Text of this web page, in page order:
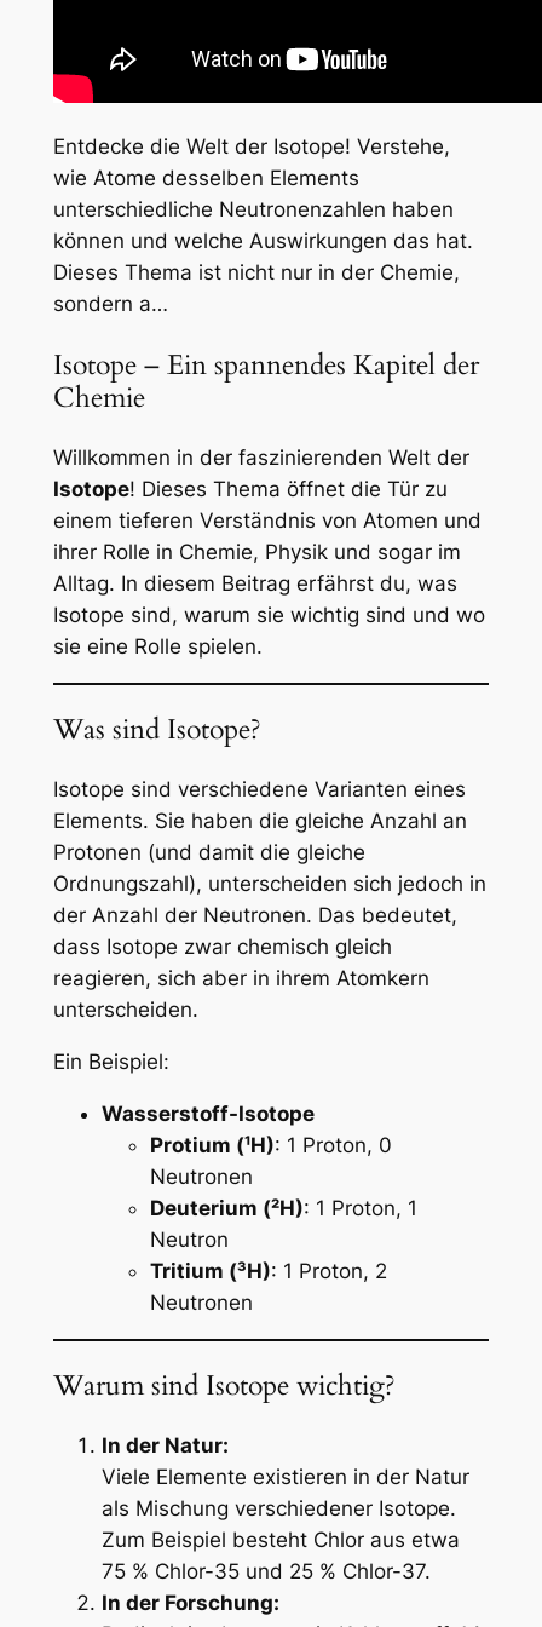
Entdecke die Welt der Isotope! Verstehe,
wie Atome desselben Elements
unterschiedliche Neutronenzahlen haben
können und welche Auswirkungen das hat.
Dieses Thema ist nicht nur in der Chemie,
sondern a…
Isotope – Ein spannendes Kapitel der
Chemie
Willkommen in der faszinierenden Welt der
Isotope! Dieses Thema öffnet die Tür zu
einem tieferen Verständnis von Atomen und
ihrer Rolle in Chemie, Physik und sogar im
Alltag. In diesem Beitrag erfährst du, was
Isotope sind, warum sie wichtig sind und wo
sie eine Rolle spielen.
Was sind Isotope?
Isotope sind verschiedene Varianten eines
Elements. Sie haben die gleiche Anzahl an
Protonen (und damit die gleiche
Ordnungszahl), unterscheiden sich jedoch in
der Anzahl der Neutronen. Das bedeutet,
dass Isotope zwar chemisch gleich
reagieren, sich aber in ihrem Atomkern
unterscheiden.
Ein Beispiel:
Wasserstoff-Isotope
Protium (¹H): 1 Proton, 0
Neutronen
Deuterium (²H): 1 Proton, 1
Neutron
Tritium (³H): 1 Proton, 2
Neutronen
Warum sind Isotope wichtig?
In der Natur:
Viele Elemente existieren in der Natur
als Mischung verschiedener Isotope.
Zum Beispiel besteht Chlor aus etwa
75 % Chlor-35 und 25 % Chlor-37.
In der Forschung: